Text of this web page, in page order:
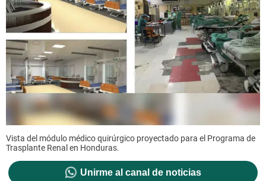
Vista del módulo médico quirúrgico proyectado para el Programa de
Trasplante Renal en Honduras.
Unirme al canal de noticias